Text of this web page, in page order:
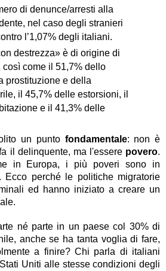
di denunce/arresti alla
nel caso degli stranieri
l’1,07% degli italiani.
destrezza» è di origine di
così come il 51,7% dello
prostituzione e della
il 45,7% delle estorsioni, il
e il 41,3% delle
un punto fondamentale: non è
il delinquente, ma l'essere povero.
in Europa, i più poveri sono in
Ecco perché le politiche migratorie
ed hanno iniziato a creare un
né parte in un paese col 30% di
anche se ha tanta voglia di fare,
a finire? Chi parla di italiani
Uniti alle stesse condizioni degli